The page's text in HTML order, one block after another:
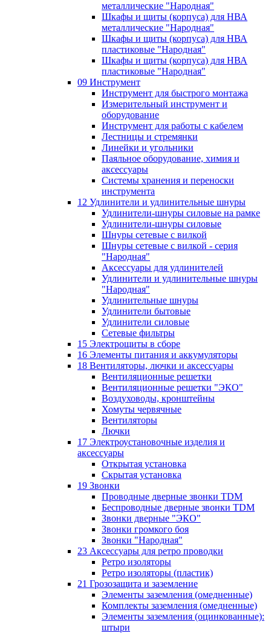
металлические "Народная"
Шкафы и щиты (корпуса) для НВА
металлические "Народная"
Шкафы и щиты (корпуса) для НВА
пластиковые "Народная"
Шкафы и щиты (корпуса) для НВА
пластиковые "Народная"
09 Инструмент
Инструмент для быстрого монтажа
Измерительный инструмент и
оборудование
Инструмент для работы с кабелем
Лестницы и стремянки
Линейки и угольники
Паяльное оборудование, химия и
аксессуары
Системы хранения и переноски
инструмента
12 Удлинители и удлинительные шнуры
Удлинители-шнуры силовые на рамке
Удлинители-шнуры силовые
Шнуры сетевые с вилкой
Шнуры сетевые с вилкой - серия
"Народная"
Аксессуары для удлинителей
Удлинители и удлинительные шнуры
"Народная"
Удлинительные шнуры
Удлинители бытовые
Удлинители силовые
Сетевые фильтры
15 Электрощиты в сборе
16 Элементы питания и аккумуляторы
18 Вентиляторы, лючки и аксессуары
Вентиляционные решетки
Вентиляционные решетки "ЭКО"
Воздуховоды, кронштейны
Хомуты червячные
Вентиляторы
Лючки
17 Электроустановочные изделия и
аксессуары
Открытая установка
Скрытая установка
19 Звонки
Проводные дверные звонки TDM
Беспроводные дверные звонки TDM
Звонки дверные "ЭКО"
Звонки громкого боя
Звонки "Народная"
23 Аксессуары для ретро проводки
Ретро изоляторы
Ретро изоляторы (пластик)
21 Грозозащита и заземление
Элементы заземления (омедненные)
Комплекты заземления (омедненные)
Элементы заземления (оцинкованные):
штыри